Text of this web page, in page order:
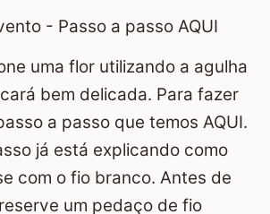
- Passo a passo AQUI
uma flor utilizando a agulha
bem delicada. Para fazer
a passo que temos AQUI.
já está explicando como
com o fio branco. Antes de
um pedaço de fio